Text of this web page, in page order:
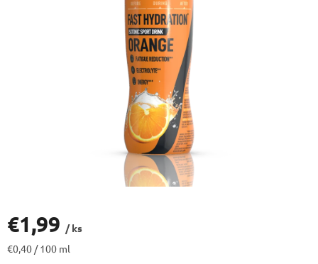
€1,99 / ks
Jednotková
€0,40 / 100 ml